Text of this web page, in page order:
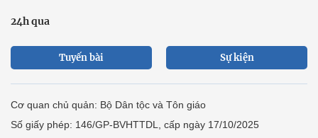
24h qua
Tuyến bài Sự kiện
Cơ quan chủ quản: Bộ Dân tộc và Tôn giáo
Số giấy phép: 146/GP-BVHTTDL, cấp ngày 17/10/2025